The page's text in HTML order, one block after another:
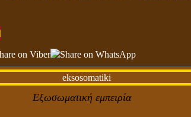
Εξωσωματική εμπειρία